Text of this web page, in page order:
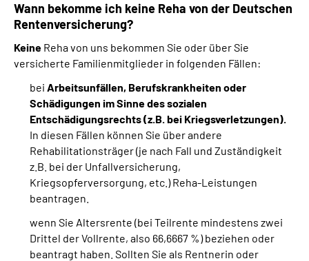
Wann bekomme ich keine Reha von der Deutschen
Rentenversicherung?
Keine Reha von uns bekommen Sie oder über Sie
versicherte Familienmitglieder in folgenden Fällen:
bei Arbeitsunfällen, Berufskrankheiten oder
Schädigungen im Sinne des sozialen
Entschädigungsrechts (z.B. bei Kriegsverletzungen).
In diesen Fällen können Sie über andere
Rehabilitationsträger (je nach Fall und Zuständigkeit
z.B. bei der Unfallversicherung,
Kriegsopferversorgung, etc.) Reha-Leistungen
beantragen.
wenn Sie Altersrente (bei Teilrente mindestens zwei
Drittel der Vollrente, also 66,6667 %) beziehen oder
beantragt haben. Sollten Sie als Rentnerin oder